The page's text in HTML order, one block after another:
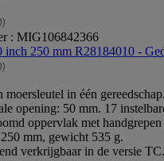
: MIG106842366
inch 250 mm R28184010 -
moersleutel in één gereedschap.
opening: 50 mm. 17
oppervlak met
mm, gewicht 535 g.
verkrijgbaar in de versie